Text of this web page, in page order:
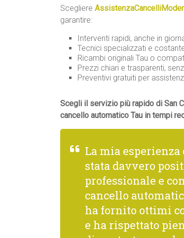
Scegliere
garantire:
Interventi rapidi, anche in
Tecnici specializzati e
Ricambi originali Tau o
Prezzi chiari e trasparenti,
Preventivi gratuiti per
Scegli il servizio più rapido di San
cancello automatico Tau in tempi
La mia esperienza
stata davvero
professionale e
cancello
ha fornito ottimi
e ha rispettato